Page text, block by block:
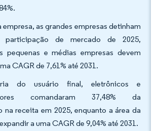
empresa, as grandes empresas detinham
participação de mercado de 2025,
pequenas e médias empresas devem
CAGR de 7,61% até 2031.
do usuário final, eletrônicos e
comandaram 37,48% da
na receita em 2025, enquanto a área da
a uma CAGR de 9,04% até 2031.